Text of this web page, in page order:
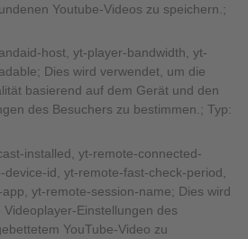
Youtube-Videos zu speichern.;
host, yt-player-bandwidth, yt-
Dies wird verwendet, um die
basierend auf dem Gerät und den
des Besuchers zu bestimmen.; Typ:
installed, yt-remote-connected-
id, yt-remote-fast-check-period,
yt-remote-session-name; Dies wird
Einstellungen des
YouTube-Video zu